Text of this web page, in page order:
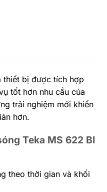
thiết bị được tích hợp
tốt hơn nhu cầu của
trải nghiệm mới khiến
hơn.
Teka MS 622 BI
theo thời gian và khối